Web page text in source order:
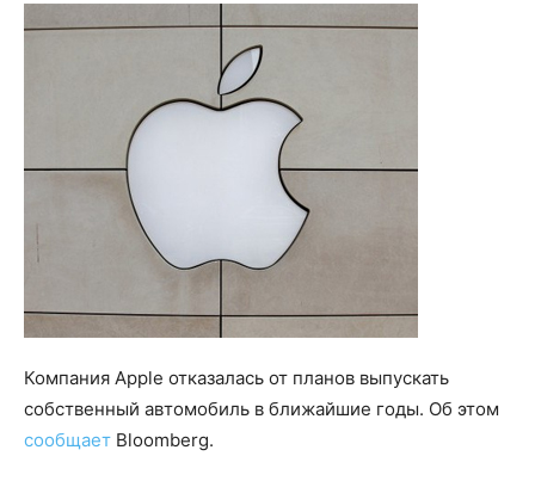
Компания Apple отказалась от планов выпускать
собственный автомобиль в ближайшие годы. Об этом
сообщает Bloomberg.